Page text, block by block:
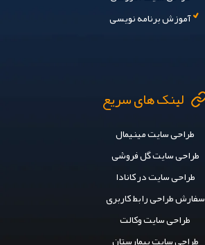
آموزش برنامه نویسی
لینک های سریع
طراحی سایت مینیمال
طراحی سایت گل فروشی
طراحی سایت در کانادا
سفارش طراحی رابط کاربری
طراحی سایت وکالت
طراحی سایت بیمارستان